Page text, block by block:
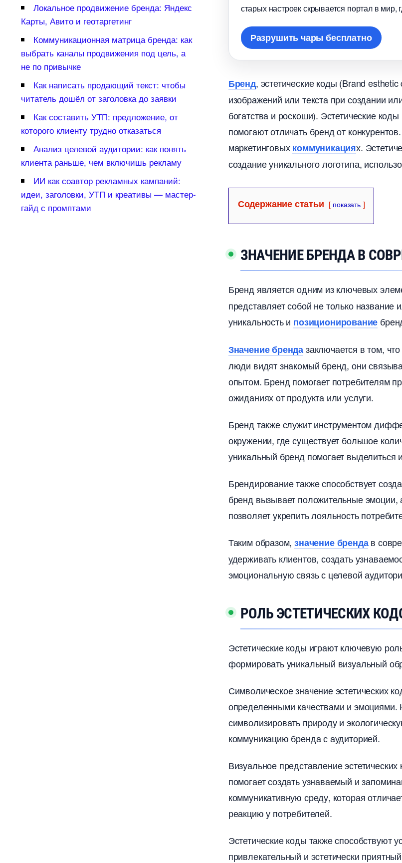
старых настроек скрывается портал в мир,
Разрушить чары бесплатно
Бренд, эстетические коды (Brand
изображений или текста при создании
огатства и роскоши).​ Эстетические
помогают отличать бренд от
маркетинговыхкоммуникациях.​
создание уникального логотипа,
Содержание статьи показать
ЗНАЧЕНИЕ БРЕНДА В
Бренд является одним из ключевых
представляет собой не только название
уникальность и позиционирование
Значение брендазаключается в том,
люди видят знакомый бренд, они
опытом.​ Бренд помогает потребителям
ожиданиях от продукта или услуги.​
Бренд также служит инструментом
окружении, где существует большое
уникальный бренд помогает выделиться
Брендирование также способствует
ренд вызывает положительные эмоции,
позволяет укрепить лояльность
Таким образом,значение бренда
удерживать клиентов, создать
эмоциональную связь с целевой
РОЛЬ ЭСТЕТИЧЕСКИХ
Эстетические коды играют ключевую
формировать уникальный визуальный
Символическое значение эстетических
определенными качествами и эмоциями.​
символизировать природу и
коммуникацию бренда с аудиторией.
изуальное представление эстетических
помогает создать узнаваемый и
коммуникативную среду, которая
реакцию у потребителей.​
Эстетические коды также способствуют
привлекательный и эстетически
Локальное продвижение бренда: Яндекс
Карты, Авито и геотаргетин
Коммуникационная матрица бренда: как
ыбрать каналы продвижения под цель, а
не по привычке
Как написать продающий текст: чтобы
читатель дошёл от заголовка до заявки
Как составить УТП: предложение, от
которого клиенту трудно отказаться
Анализ целевой аудитории: как понять
клиента раньше, чем включишь рекламу
ИИ как соавтор рекламных кампаний:
идеи, заголовки, УТП и креативы — мастер-
айд с промптами